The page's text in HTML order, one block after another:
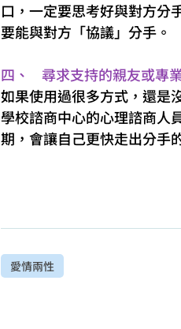
口，一定要思考好與對方分
要能與對方「協議」分手。
四、 尋求支持的親友或專
如果使用過很多方式，還是
學校諮商中心的心理諮商人
期，會讓自己更快走出分手
愛情兩性